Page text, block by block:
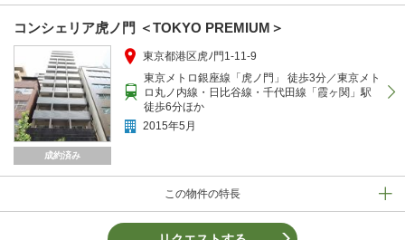
コンシェリア虎ノ門 ＜TOKYO PREMIUM＞
成約済み
この物件の特長
東京都港区虎ﾉ門1-11-9
東京メトロ銀座線「虎ノ門」 徒歩3分／東京メト
ロ丸ノ内線・日比谷線・千代田線「霞ヶ関」駅
徒歩6分ほか
2015年5月